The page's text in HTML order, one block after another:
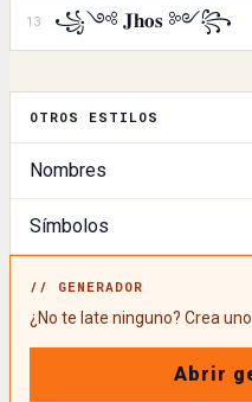
13 ꧁༺ 𝐉𝐡𝐨𝐬 ༻꧂
OTROS ESTILOS
Nombres
Símbolos
// GENERADOR
¿No te late ninguno? Crea
Abrir